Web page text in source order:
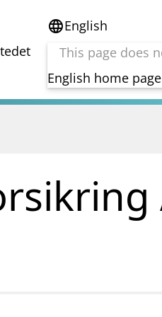
languageEnglish
This page does
English home page
Folkefinansiering
Overtakelsestilbud